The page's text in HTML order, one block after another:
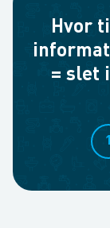
Hvor
= slet
1